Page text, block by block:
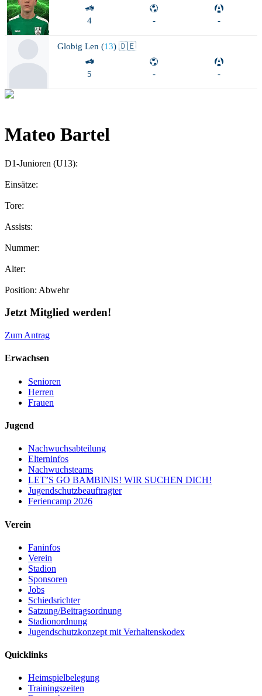
4 - -
Globig Len (13) 🇩🇪
5 - -
Mateo Bartel
D1-Junioren (U13):
Einsätze:
Tore:
Assists:
Nummer:
Alter:
Position: Abwehr
Jetzt Mitglied werden!
Zum Antrag
Erwachsen
Senioren
Herren
Frauen
Jugend
Nachwuchsabteilung
Elterninfos
Nachwuchsteams
LET’S GO BAMBINIS! WIR SUCHEN DICH!
Jugendschutzbeauftragter
Feriencamp 2026
Verein
Faninfos
Verein
Stadion
Sponsoren
Jobs
Schiedsrichter
Satzung/Beitragsordnung
Stadionordnung
Jugendschutzkonzept mit Verhaltenskodex
Quicklinks
Heimspielbelegung
Trainingszeiten